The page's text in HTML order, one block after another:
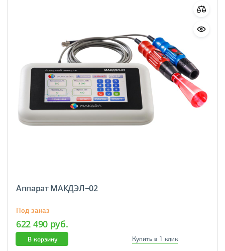
Аппарат МАКДЭЛ−02
Под заказ
622 490 руб.
В корзину Купить в 1 клик